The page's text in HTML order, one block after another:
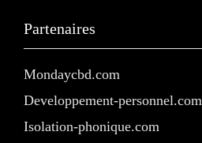
Partenaires
Mondaycbd.com
Developpement-personnel.com
Isolation-phonique.com